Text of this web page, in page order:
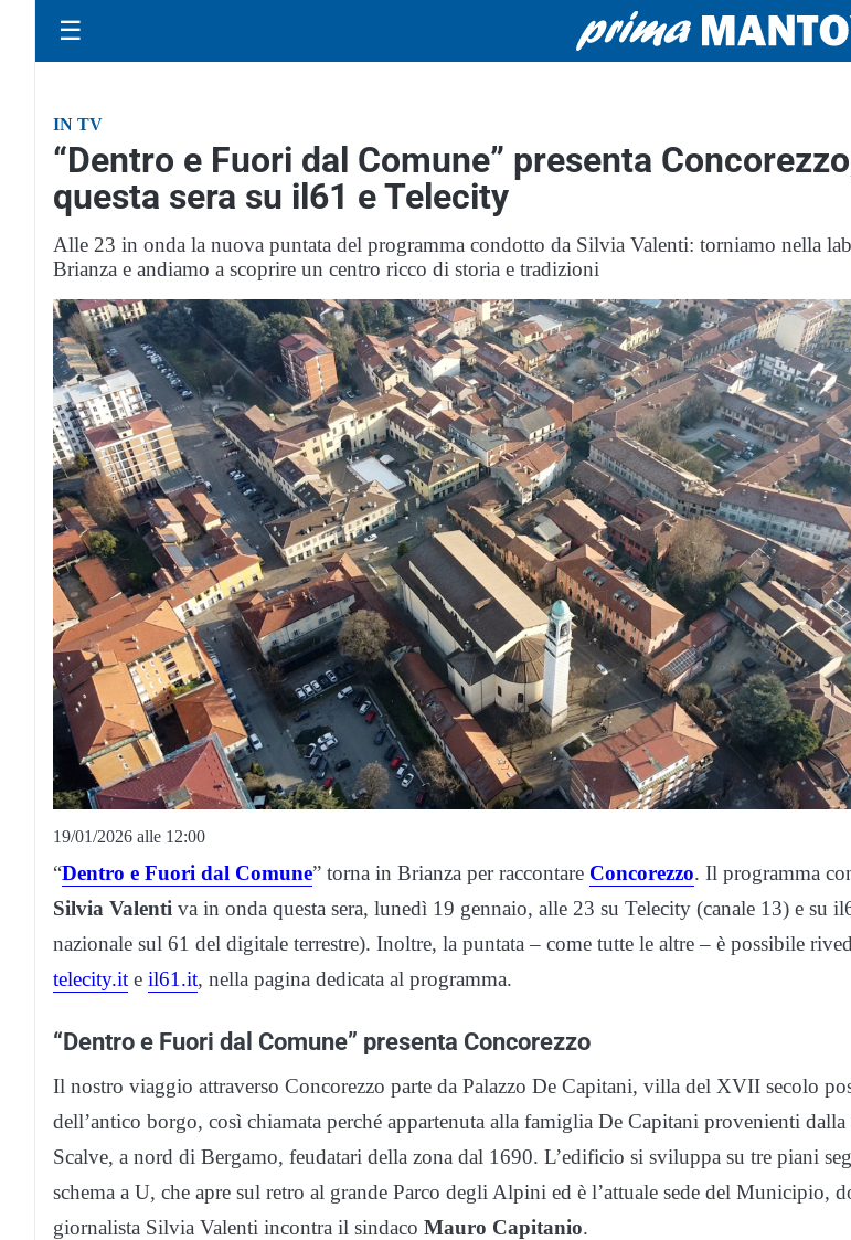
☰
IN TV
“Dentro e Fuori dal Comune” presenta
questa sera su il61 e Telecity
Alle 23 in onda la nuova puntata del programma condotto da Silvia Valenti: torniamo nella
Brianza e andiamo a scoprire un centro ricco di storia e tradizioni
19/01/2026 alle 12:00
“Dentro e Fuori dal Comune” torna in Brianza per raccontare Concorezzo. Il programma
Silvia Valenti va in onda questa sera, lunedì 19 gennaio, alle 23 su Telecity (canale 13) e su
nazionale sul 61 del digitale terrestre). Inoltre, la puntata – come tutte le altre – è possibile
telecity.it e il61.it, nella pagina dedicata al programma.
“Dentro e Fuori dal Comune” presenta Concorezzo
Il nostro viaggio attraverso Concorezzo parte da Palazzo De Capitani, villa del XVII secolo
dell’antico borgo, così chiamata perché appartenuta alla famiglia De Capitani provenienti
Scalve, a nord di Bergamo, feudatari della zona dal 1690. L’edificio si sviluppa su tre piani
schema a U, che apre sul retro al grande Parco degli Alpini ed è l’attuale sede del Municipio,
giornalista Silvia Valenti incontra il sindaco Mauro Capitanio.